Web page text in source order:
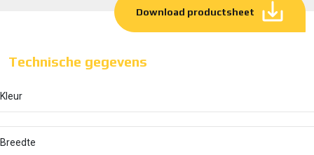
Download productsheet
Technische gegevens
Kleur
Breedte